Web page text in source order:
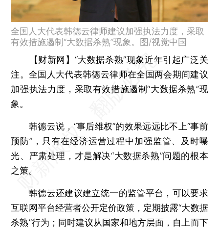
全国人大代表韩德云律师建议加强执法力度，采取
有效措施遏制“大数据杀熟”现象。图/视觉中国
【财新网】 “大数据杀熟”现象近年引起广泛关
注。全国人大代表韩德云律师在全国两会期间建议
加强执法力度，采取有效措施遏制“大数据杀熟”现
象。
韩德云说，“事后维权”的效果远远比不上“事前
预防”，只有在经济运营过程中加强监管、及时曝
光、严肃处理，才是解决“大数据杀熟”问题的根本
之策。
韩德云还建议建立统一的监管平台，可以要求
互联网平台经营者公开定价政策，定期披露“大数据
杀熟”行为；同时建议从国家和地方层面，自上而下